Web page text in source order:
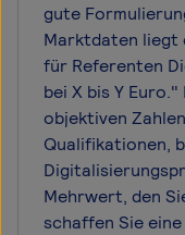
gute
Marktdaten liegt
für Referenten
bei X bis Y
objektiven
Qualifikationen,
Mehrwert, den
schaffen Sie